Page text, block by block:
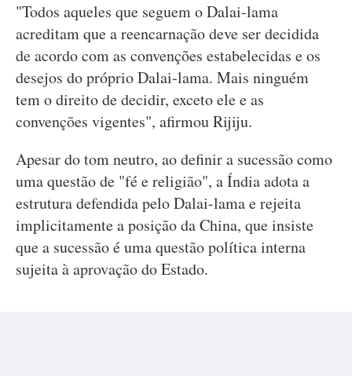
"Todos aqueles que seguem o Dalai-lama
acreditam que a reencarnação deve ser decidida
de acordo com as convenções estabelecidas e os
desejos do próprio Dalai-lama. Mais ninguém
tem o direito de decidir, exceto ele e as
convenções vigentes", afirmou Rijiju.
Apesar do tom neutro, ao definir a sucessão como
uma questão de "fé e religião", a Índia adota a
estrutura defendida pelo Dalai-lama e rejeita
implicitamente a posição da China, que insiste
que a sucessão é uma questão política interna
sujeita à aprovação do Estado.